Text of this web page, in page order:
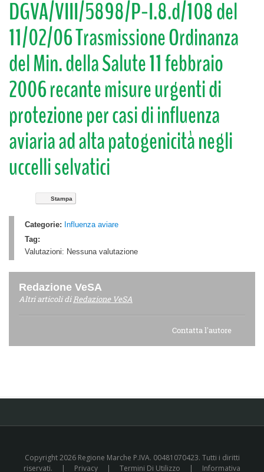
DGVA/VIII/5898/P-I.8.d/108 del
11/02/06 Trasmissione Ordinanza
del Min. della Salute 11 febbraio
2006 recante misure urgenti di
protezione per casi di influenza
aviaria ad alta patogenicità negli
uccelli selvatici
Stampa
Categorie: Influenza aviare
Tag:
Valutazioni: Nessuna valutazione
Redazione VeSA
Altri articoli diRedazione VeSA
Contatta l'autore
Copyright 2026 Regione Marche P.IVA. 00481070423. Tutti i diritti
riservati.
| Privacy | Termini Di Utilizzo | Informativa